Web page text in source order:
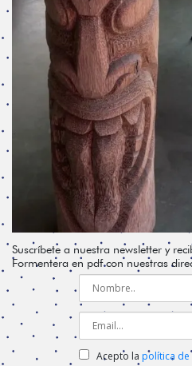
Suscríbete a nuestra newsletter y
Formentera en pdf con nuestras
Acepto la política